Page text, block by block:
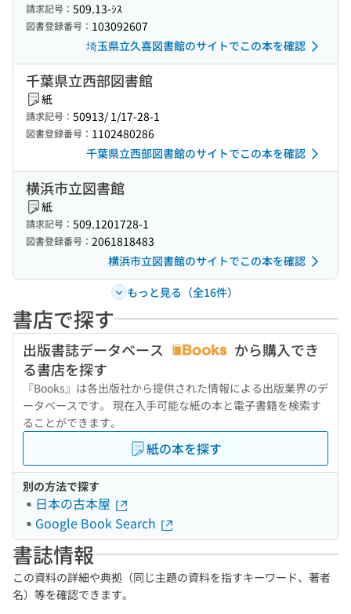
請求記号： 509.13-ｼｽ
図書登録番号： 103092607
埼玉県立久喜図書館のサイトでこの本を確認
千葉県立西部図書館
紙
請求記号： 50913/ 1/17-28-1
図書登録番号： 1102480286
千葉県立西部図書館のサイトでこの本を確認
横浜市立図書館
紙
請求記号： 509.1201728-1
図書登録番号： 2061818483
横浜市立図書館のサイトでこの本を確認
もっと見る（全16件）
書店で探す
出版書誌データベース
から購入でき
る書店を探す
『Books』は各出版社から提供された情報による出版業界のデ
ータベースです。 現在入手可能な紙の本と電子書籍を検索す
ることができます。
紙の本を探す
別の方法で探す
日本の古本屋
Google Book Search
書誌情報
この資料の詳細や典拠（同じ主題の資料を指すキーワード、著者
名）等を確認できます。